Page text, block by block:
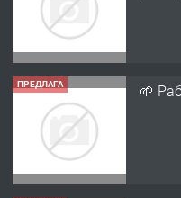
ПРЕДЛАГА 🌱